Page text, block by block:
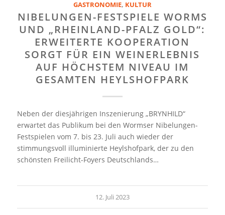
GASTRONOMIE, KULTUR
NIBELUNGEN-FESTSPIELE WORMS
UND „RHEINLAND-PFALZ GOLD“:
ERWEITERTE KOOPERATION
SORGT FÜR EIN WEINERLEBNIS
AUF HÖCHSTEM NIVEAU IM
GESAMTEN HEYLSHOFPARK
Neben der diesjährigen Inszenierung „BRYNHILD“
erwartet das Publikum bei den Wormser Nibelungen-
Festspielen vom 7. bis 23. Juli auch wieder der
stimmungsvoll illuminierte Heylshofpark, der zu den
schönsten Freilicht-Foyers Deutschlands…
12. Juli 2023